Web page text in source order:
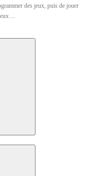
des jeux, puis de jouer
...